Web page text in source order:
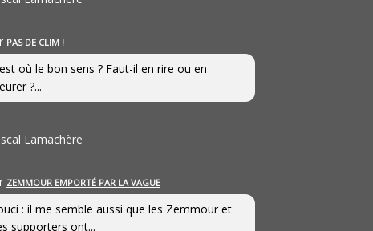
PAS DE CLIM !
où le bon sens ? Faut-il en rire ou en
?...
Lamachère
ZEMMOUR EMPORTÉ PAR LA VAGUE
: il me semble aussi que les Zemmour et
supporters ont...